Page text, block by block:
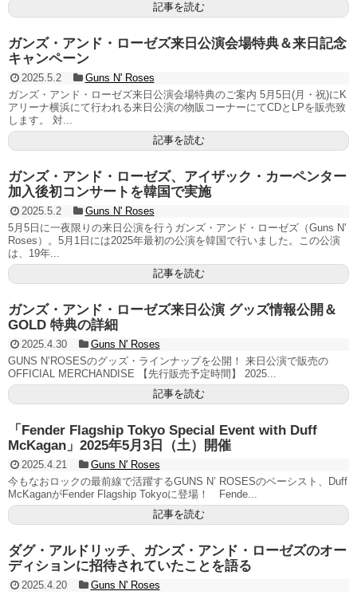
記事を読む
ガンズ・アンド・ローゼズ来日公演会場特典＆来日記念
キャンペーン
2025.5.2
Guns N' Roses
ガンズ・アンド・ローゼズ来日公演会場特典のご案内 5月5日(月・祝)にK
アリーナ横浜にて行われる来日公演の物販コーナーにてCDとLPを販売致
します。 対...
記事を読む
ガンズ・アンド・ローゼズ、アイザック・カーペンター
加入後初コンサートを韓国で実施
2025.5.2
Guns N' Roses
5月5日に一夜限りの来日公演を行うガンズ・アンド・ローゼズ（Guns N'
Roses）。5月1日には2025年最初の公演を韓国で行いました。この公演
は、19年...
記事を読む
ガンズ・アンド・ローゼズ来日公演 グッズ情報公開＆
GOLD 特典の詳細
2025.4.30
Guns N' Roses
GUNS N’ROSESのグッズ・ラインナップを公開！ 来日公演で販売の
OFFICIAL MERCHANDISE 【先行販売予定時間】 2025...
記事を読む
「Fender Flagship Tokyo Special Event with Duff
McKagan」2025年5月3日（土）開催
2025.4.21
Guns N' Roses
今もなおロックの最前線で活躍するGUNS N’ ROSESのベーシスト、Duff
McKaganがFender Flagship Tokyoに登場！ Fende...
記事を読む
ダグ・アルドリッチ、ガンズ・アンド・ローゼズのオー
ディションに招待されていたことを語る
2025.4.20
Guns N' Roses